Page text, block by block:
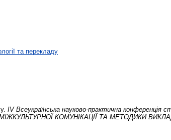
та перекладу
ІV Всеукраїнська науково-практична конференція
КОМУНІКАЦІЇ ТА МЕТОДИКИ